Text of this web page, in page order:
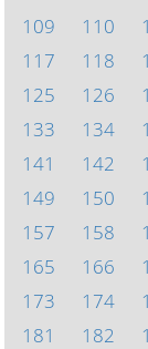
109
110
117
118
125
126
133
134
141
142
149
150
157
158
165
166
173
174
181
182